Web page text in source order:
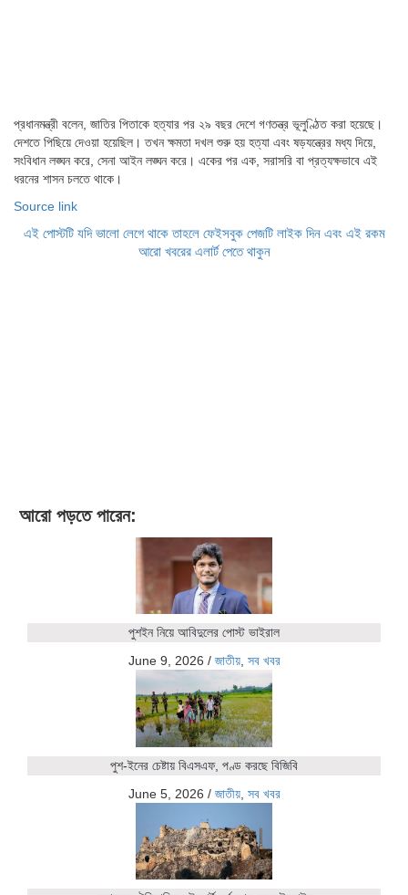
প্রধানমন্ত্রী বলেন, জাতির পিতাকে হত্যার পর ২৯ বছর দেশে গণতন্ত্র ভূলুণ্ঠিত করা হয়েছে।
দেশতে পিছিয়ে দেওয়া হয়েছিল। তখন ক্ষমতা দখল শুরু হয় হত্যা এবং ষড়যন্ত্রের মধ্য দিয়ে,
সংবিধান লঙ্ঘন করে, সেনা আইন লঙ্ঘন করে। একের পর এক, সরাসরি বা প্রত্যক্ষভাবে এই
ধরনের শাসন চলতে থাকে।
Source link
এই পোস্টটি যদি ভালো লেগে থাকে তাহলে ফেইসবুক পেজটি লাইক দিন এবং এই রকম
আরো খবরের এলার্ট পেতে থাকুন
আরো পড়তে পারেন:
পুশইন নিয়ে আবিদুলের পোস্ট ভাইরাল
June 9, 2026 / জাতীয়, সব খবর
পুশ-ইনের চেষ্টায় বিএসএফ, পণ্ড করছে বিজিবি
June 5, 2026 / জাতীয়, সব খবর